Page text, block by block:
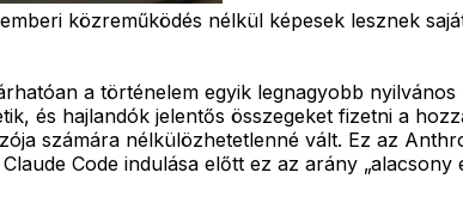
közreműködés nélkül képesek lesznek
a történelem egyik legnagyobb
és hajlandók jelentős összegeket fizetni a
számára nélkülözhetetlenné vált. Ez az
Code indulása előtt ez az arány „alacsony